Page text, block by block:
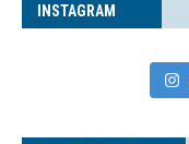
INS­TA­GRAM